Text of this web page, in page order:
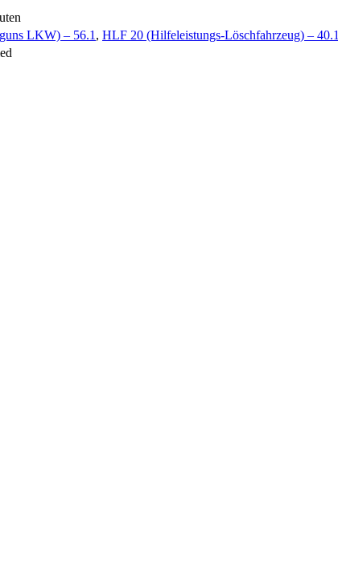
LKW) – 56.1 , HLF 20 (Hilfeleistungs-Löschfahrzeug) – 40.1